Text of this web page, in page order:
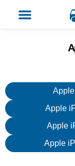
Apple
Apple
Apple